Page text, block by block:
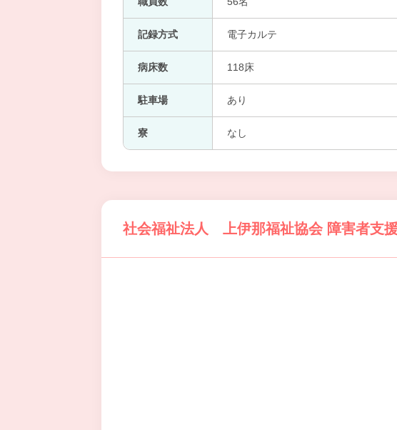
記録方式 電子カルテ
病床数 118床
駐車場 あり
寮 なし
社会福祉法人 上伊那福祉協会 障害者支